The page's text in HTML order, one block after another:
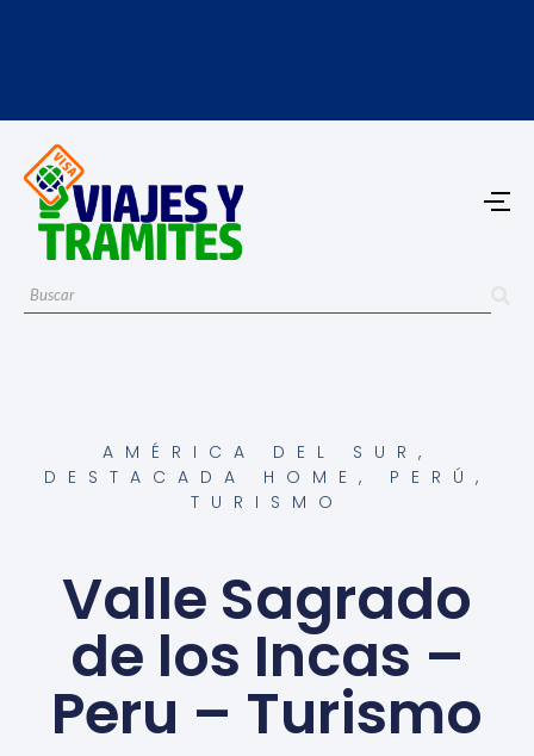
AMÉRICA DEL SUR ,
DESTACADA HOME , PERÚ ,
TURISMO
Valle Sagrado
de los Incas –
Peru – Turismo